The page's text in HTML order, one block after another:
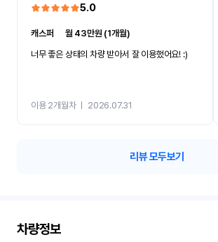
5.0
캐스퍼
월 43만원 (1개월)
너무 좋은 상태의 차량 받아서 잘 이용했어요! :)
이용 2개월차ㅣ 2026.07.31
리뷰 모두보기
차량정보